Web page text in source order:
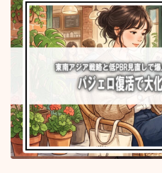
フリマ物販
Yahoo出品
メルカリ販売
投資・株
FX・仮想通貨